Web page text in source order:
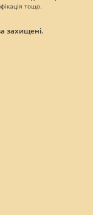
тощо.
захищені.